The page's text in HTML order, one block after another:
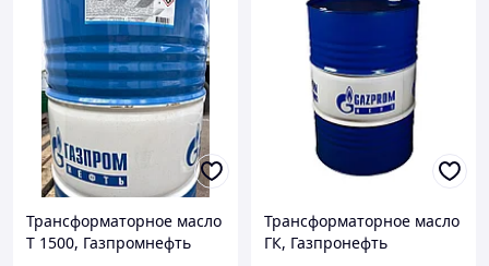
Трансформаторное масло
Т 1500, Газпромнефть
Трансформаторное масло
ГК, Газпронефть